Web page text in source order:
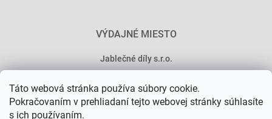
Táto webová stránka používa súbory cookie.
Pokračovaním v prehliadaní tejto webovej stránky súhlasíte
s ich používaním.
VÝDAJNÉ MIESTO
Jablečné díly s.r.o.
101 00 Praha 10